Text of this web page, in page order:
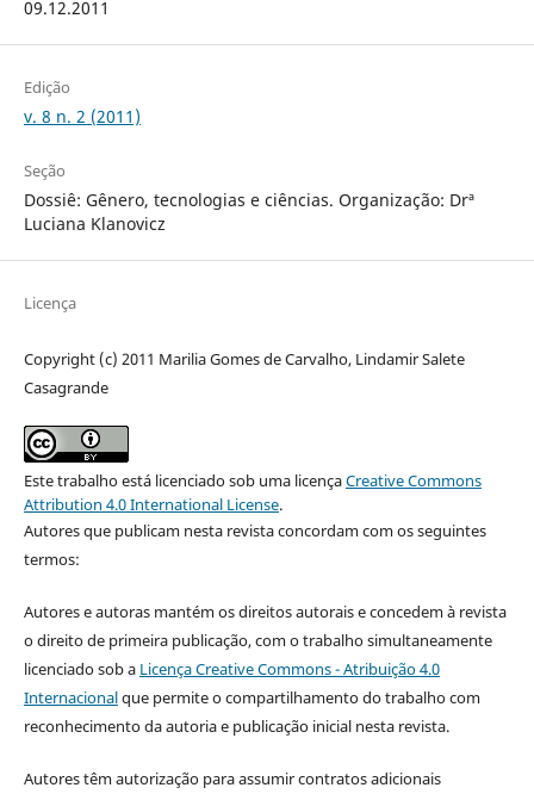
09.12.2011
Edição
v. 8 n. 2 (2011)
Seção
Dossiê: Gênero, tecnologias e ciências. Organização: Drª
Luciana Klanovicz
Licença
Copyright (c) 2011 Marilia Gomes de Carvalho, Lindamir Salete
Casagrande
Este trabalho está licenciado sob uma licençaCreative Commons
Attribution 4.0 International License.
Autores que publicam nesta revista concordam com os seguintes
termos:
Autores e autoras mantém os direitos autorais e concedem à revista
o direito de primeira publicação, com o trabalho simultaneamente
licenciado sob a Licença Creative Commons - Atribuição 4.0
Internacionalque permite o compartilhamento do trabalho com
reconhecimento da autoria e publicação inicial nesta revista.
Autores têm autorização para assumir contratos adicionais